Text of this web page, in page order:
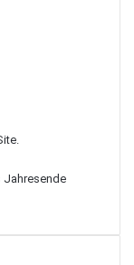
Jahresende